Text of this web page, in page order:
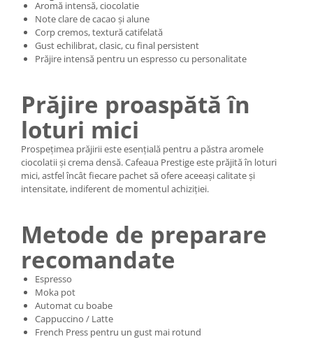
Aromă intensă, ciocolatie
Note clare de cacao și alune
Corp cremos, textură catifelată
Gust echilibrat, clasic, cu final persistent
Prăjire intensă pentru un espresso cu personalitate
Prăjire proaspătă în
loturi mici
Prospețimea prăjirii este esențială pentru a păstra aromele
ciocolatii și crema densă. Cafeaua Prestige este prăjită în loturi
mici, astfel încât fiecare pachet să ofere aceeași calitate și
intensitate, indiferent de momentul achiziției.
Metode de preparare
recomandate
Espresso
Moka pot
Automat cu boabe
Cappuccino / Latte
French Press pentru un gust mai rotund